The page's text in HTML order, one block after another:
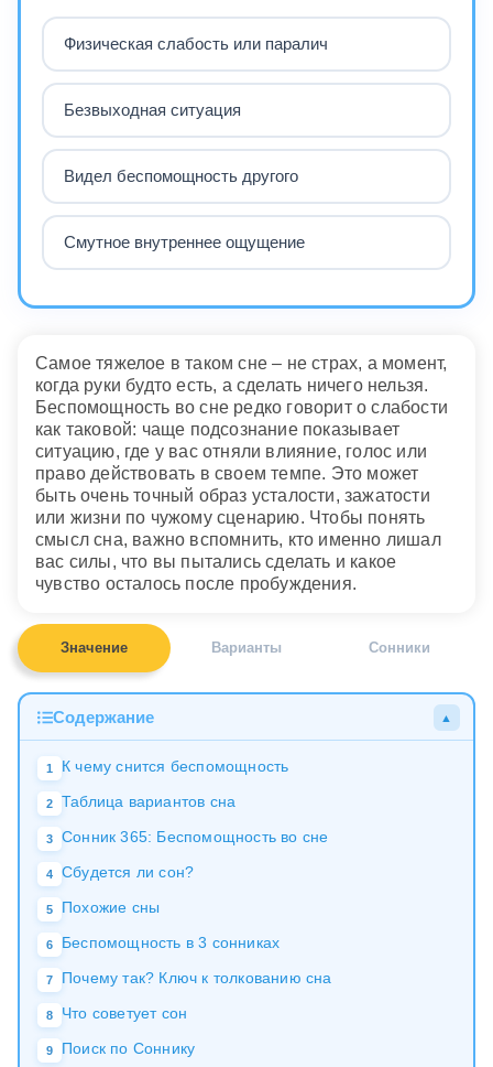
Физическая слабость или паралич
Безвыходная ситуация
Видел беспомощность другого
Смутное внутреннее ощущение
Самое тяжелое в таком сне – не страх, а момент,
когда руки будто есть, а сделать ничего нельзя.
Беспомощность во сне редко говорит о слабости
как таковой: чаще подсознание показывает
ситуацию, где у вас отняли влияние, голос или
право действовать в своем темпе. Это может
быть очень точный образ усталости, зажатости
или жизни по чужому сценарию. Чтобы понять
смысл сна, важно вспомнить, кто именно лишал
вас силы, что вы пытались сделать и какое
чувство осталось после пробуждения.
Значение Варианты Сонники
Содержание ▲
1 К чему снится беспомощность
2 Таблица вариантов сна
3 Сонник 365: Беспомощность во сне
4 Сбудется ли сон?
5 Похожие сны
6 Беспомощность в 3 сонниках
7 Почему так? Ключ к толкованию сна
8 Что советует сон
9 Поиск по Соннику